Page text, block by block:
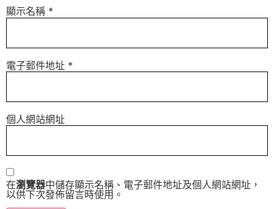
顯示名稱 *
電子郵件地址 *
個人網站網址
在瀏覽器中儲存顯示名稱、電子郵件地址及個人網站網址，
以供下次發佈留言時使用。